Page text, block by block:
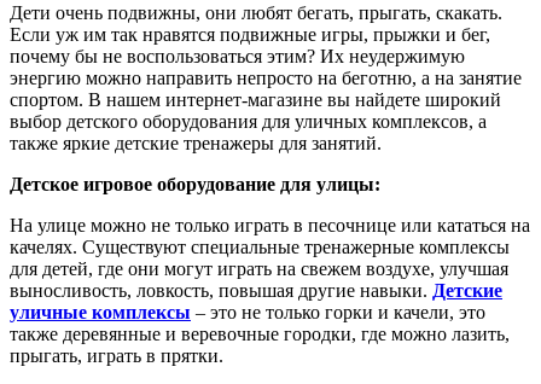
Дети очень подвижны, они любят бегать, прыгать, скакать.
Если уж им так нравятся подвижные игры, прыжки и бег,
почему бы не воспользоваться этим? Их неудержимую
энергию можно направить непросто на беготню, а на занятие
спортом. В нашем интернет-магазине вы найдете широкий
выбор детского оборудования для уличных комплексов, а
также яркие детские тренажеры для занятий.
Детское игровое оборудование для улицы:
На улице можно не только играть в песочнице или кататься на
качелях. Существуют специальные тренажерные комплексы
для детей, где они могут играть на свежем воздухе, улучшая
выносливость, ловкость, повышая другие навыки. Детские
уличные комплексы – это не только горки и качели, это
также деревянные и веревочные городки, где можно лазить,
прыгать, играть в прятки.